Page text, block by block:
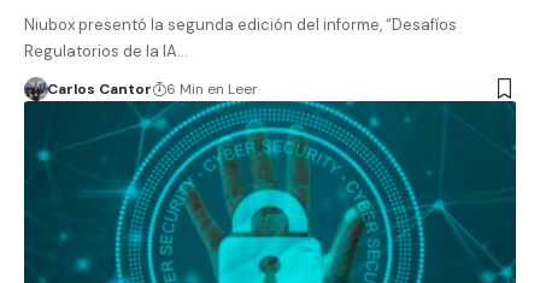
Niubox presentó la segunda edición del informe, “Desafíos
Regulatorios de la IA…
Carlos Cantor 6 Min en Leer